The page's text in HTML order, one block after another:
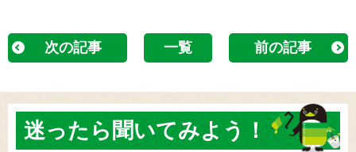
次の記事 一覧 前の記事
迷ったら 聞いてみよう！